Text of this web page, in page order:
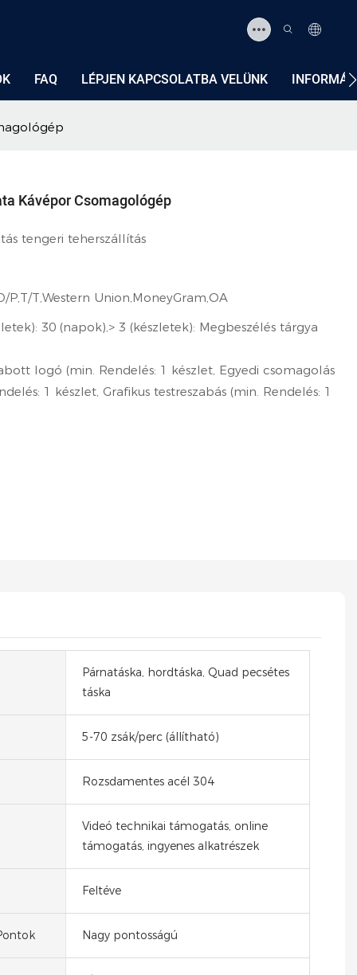
FAQ LÉPJEN KAPCSOLATBA VELÜNK
Kávépor Csomagológép
tengeri teherszállítás
P,T/T,Western Union,MoneyGram,OA
30 (napok),> 3 (készletek): Megbeszélés tárgya
logó (min. Rendelés: 1 készlet, Egyedi csomagolás
1 készlet, Grafikus testreszabás (min. Rendelés: 1
Párnatáska, hordtáska, Quad pecsétes
táska
5-70 zsák/perc (állítható)
Rozsdamentes acél 304
Videó technikai támogatás, online
támogatás, ingyenes alkatrészek
Feltéve
Nagy pontosságú